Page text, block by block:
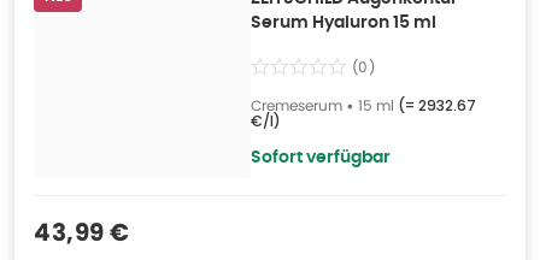
Serum Hyaluron 15 ml
(0)
Cremeserum • 15 ml (= 2932.67
€/l)
Sofort verfügbar
Verkaufspreis
43,99 €